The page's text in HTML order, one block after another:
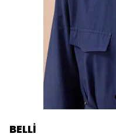
BELLİ